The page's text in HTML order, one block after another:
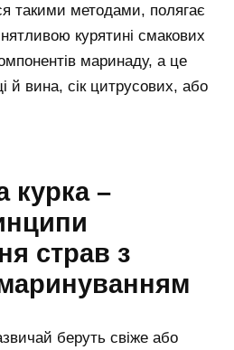
такими методами, полягає
курятині смакових
маринаду, а це
й вина, сік цитрусових, або
курка –
страв з
беруть свіже або